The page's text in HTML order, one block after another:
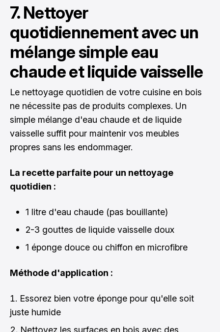
7. Nettoyer
quotidiennement avec un
mélange simple eau
chaude et liquide vaisselle
Le nettoyage quotidien de votre cuisine en bois
ne nécessite pas de produits complexes. Un
simple mélange d'eau chaude et de liquide
vaisselle suffit pour maintenir vos meubles
propres sans les endommager.
La recette parfaite pour un nettoyage
quotidien :
1 litre d'eau chaude (pas bouillante)
2-3 gouttes de liquide vaisselle doux
1 éponge douce ou chiffon en microfibre
Méthode d'application :
Essorez bien votre éponge pour qu'elle soit
juste humide
Nettoyez les surfaces en bois avec des